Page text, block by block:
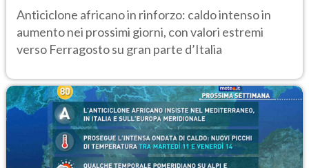
ancora protagonista
Anticiclone africano in rinforzo: caldo intenso in
aumento nei prossimi giorni, con valori estremi
verso Ferragosto su gran parte d’Italia